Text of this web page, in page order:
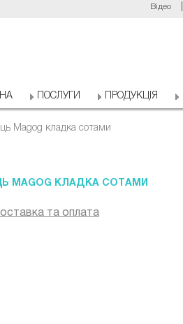
Відео
ПОСЛУГИ ПРОДУКЦІЯ
Magog кладка сотами
MAGOG КЛАДКА СОТАМИ
та оплата